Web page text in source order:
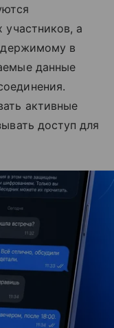
участников, а
в
данные
активные
доступ для